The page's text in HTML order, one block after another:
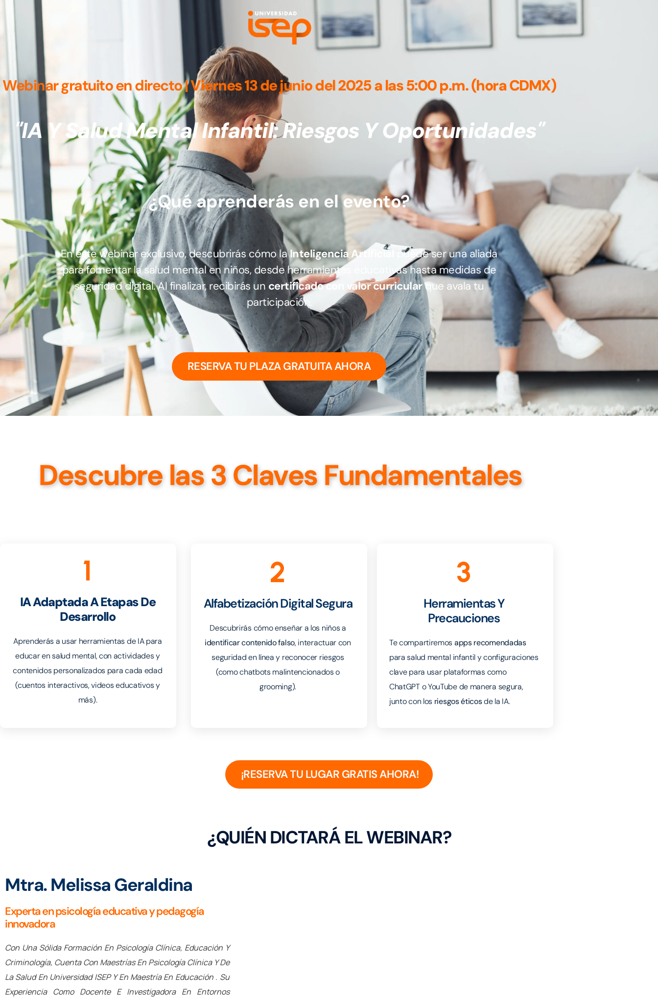
Webinar gratuito en directo |Viernes 13 de junio del 2025 a las 5:00 p.m. (hora CDMX)
"IA Y Salud Mental Infantil: Riesgos Y Oportunidades"
¿Qué aprenderás en el evento?
En este webinar exclusivo, descubrirás cómo laInteligencia Artificial
puede ser una aliada
para fomentar la salud mental en niños, desde herramientas educativas hasta medidas de
seguridad digital. Al finalizar, recibirás un certificado con valor curricularque avala tu
participación.
RESERVA TU PLAZA GRATUITA AHORA
Descubre las 3 Claves Fundamentales
1
IA Adaptada A Etapas De
Desarrollo
Aprenderás a usar herramientas de IA para
educar en salud mental, con actividades y
contenidos personalizados para cada edad
(cuentos interactivos, videos educativos y
más).
2
Alfabetización Digital Segura
Descubrirás cómo enseñar a los niños a
identificar contenido falso, interactuar con
seguridad en línea y reconocer riesgos
(como chatbots malintencionados o
grooming).
3
Herramientas Y
Precauciones
Te compartiremos apps recomendadas
para salud mental infantil y configuraciones
clave para usar plataformas como
ChatGPT o YouTube de manera segura,
junto con los riesgos éticosde la IA.
¡RESERVA TU LUGAR GRATIS AHORA!
¿QUIÉN DICTARÁ EL WEBINAR?
Mtra. Melissa Geraldina
Experta en psicología educativa y pedagogía
innovadora
Con Una Sólida Formación En Psicología Clínica, Educación Y
Criminología, Cuenta Con Maestrías En Psicología Clínica Y De
La Salud En Universidad ISEP Y En Maestría En Educación . Su
Experiencia Como Docente E Investigadora En Entornos